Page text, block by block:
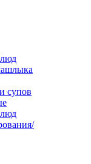
супов